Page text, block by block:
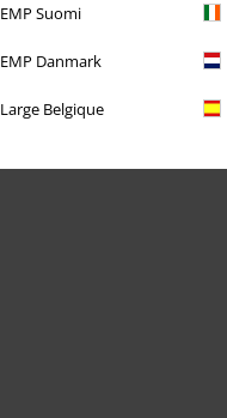
EMP Suomi
EMP Danmark
Large Belgique